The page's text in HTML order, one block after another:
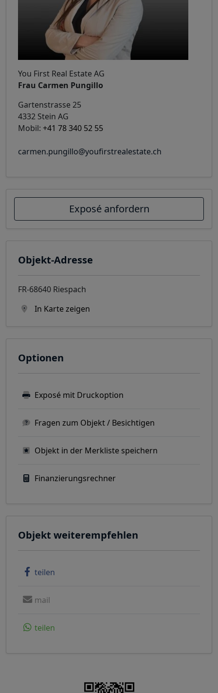
You First Real Estate AG
Frau Carmen Pungillo
Gartenstrasse 25
4332 Stein AG
Mobil: +41 78 340 52 55
carmen.pungillo@youfirstrealestate.ch
Exposé anfordern
Objekt-Adresse
FR-68640 Riespach
In Karte zeigen
Optionen
Exposé mit Druckoption
Fragen zum Objekt / Besichtigen
Objekt in der Merkliste speichern
Finanzierungsrechner
Objekt weiterempfehlen
teilen
mail
teilen